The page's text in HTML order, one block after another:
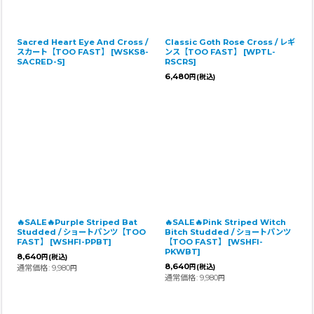
Sacred Heart Eye And Cross /
スカート【TOO FAST】
[WSKS8-
SACRED-S]
Classic Goth Rose Cross / レギ
ンス【TOO FAST】
[WPTL-
RSCRS]
6,480円 (税込)
🔥SALE🔥Purple Striped Bat
Studded / ショートパンツ【TOO
FAST】
[WSHFI-PPBT]
8,640円 (税込)
通常価格: 9,980円
🔥SALE🔥Pink Striped Witch
Bitch Studded / ショートパンツ
【TOO FAST】
[WSHFI-
PKWBT]
8,640円 (税込)
通常価格: 9,980円